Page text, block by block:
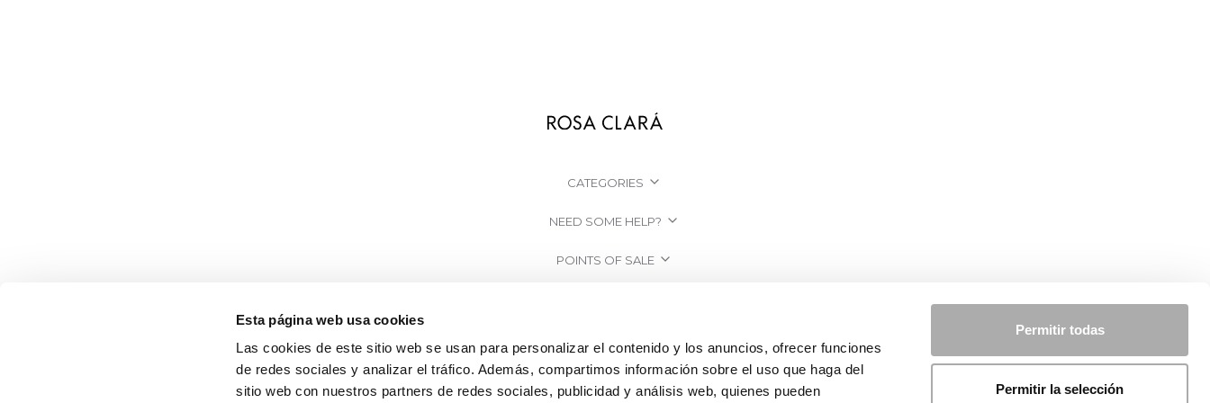
Esta página web usa cookies
Las cookies de este sitio web se usan para personalizar el contenido y los anuncios, ofrecer funciones
de redes sociales y analizar el tráfico. Además, compartimos información sobre el uso que haga del
sitio web con nuestros partners de redes sociales, publicidad y análisis web, quienes pueden
Permitir todas
Permitir la selección
CATEGORIES
NEED SOME HELP?
POINTS OF SALE